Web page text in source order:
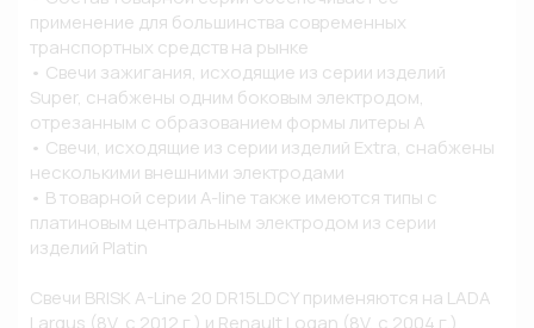
применение для большинства современных
транспортных средств на рынке
• Свечи зажигания, исходящие из серии изделий
Super, снабжены одним боковым электродом,
отрезанным с образованием формы литеры A
• Свечи, исходящие из серии изделий Extra, снабжены
несколькими внешними электродами
• В товарной серии A-line также имеются типы с
платиновым центральным электродом из серии
изделий Platin
Свечи BRISK A-Line 20 DR15LDCY применяются на LADA
Largus (8V, с 2012 г.) и Renault Logan (8V, с 2004 г.).